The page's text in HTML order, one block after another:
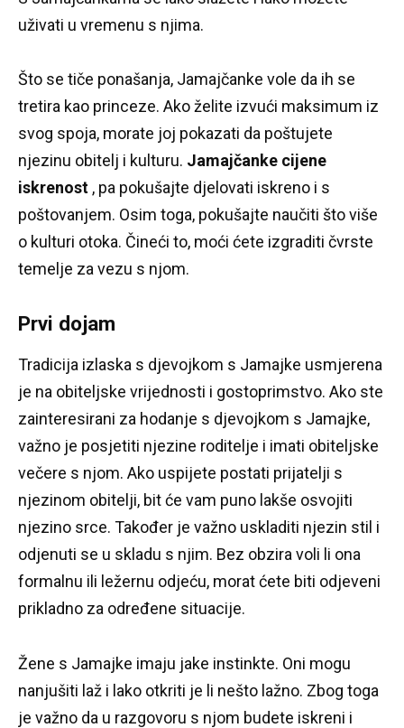
uživati ​​u vremenu s njima.
Što se tiče ponašanja, Jamajčanke vole da ih se
tretira kao princeze. Ako želite izvući maksimum iz
svog spoja, morate joj pokazati da poštujete
njezinu obitelj i kulturu. Jamajčanke cijene
iskrenost , pa pokušajte djelovati iskreno i s
poštovanjem. Osim toga, pokušajte naučiti što više
o kulturi otoka. Čineći to, moći ćete izgraditi čvrste
temelje za vezu s njom.
Prvi dojam
Tradicija izlaska s djevojkom s Jamajke usmjerena
je na obiteljske vrijednosti i gostoprimstvo. Ako ste
zainteresirani za hodanje s djevojkom s Jamajke,
važno je posjetiti njezine roditelje i imati obiteljske
večere s njom. Ako uspijete postati prijatelji s
njezinom obitelji, bit će vam puno lakše osvojiti
njezino srce. Također je važno uskladiti njezin stil i
odjenuti se u skladu s njim. Bez obzira voli li ona
formalnu ili ležernu odjeću, morat ćete biti odjeveni
prikladno za određene situacije.
Žene s Jamajke imaju jake instinkte. Oni mogu
nanjušiti laž i lako otkriti je li nešto lažno. Zbog toga
je važno da u razgovoru s njom budete iskreni i